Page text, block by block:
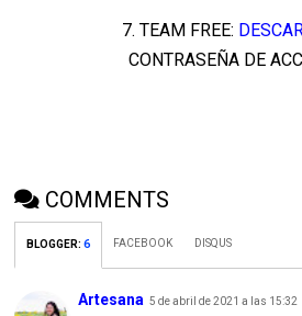
7. TEAM FREE:
CONTRASEÑA DE
COMMENTS
BLOGGER:6 FACEBOOK DISQUS
Artesana 5 de abril de 2021 a las 15:32